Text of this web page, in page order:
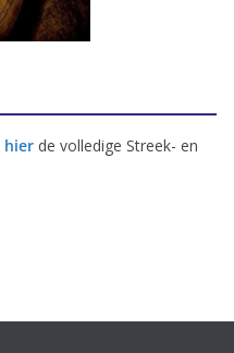
hier de volledige Streek- en